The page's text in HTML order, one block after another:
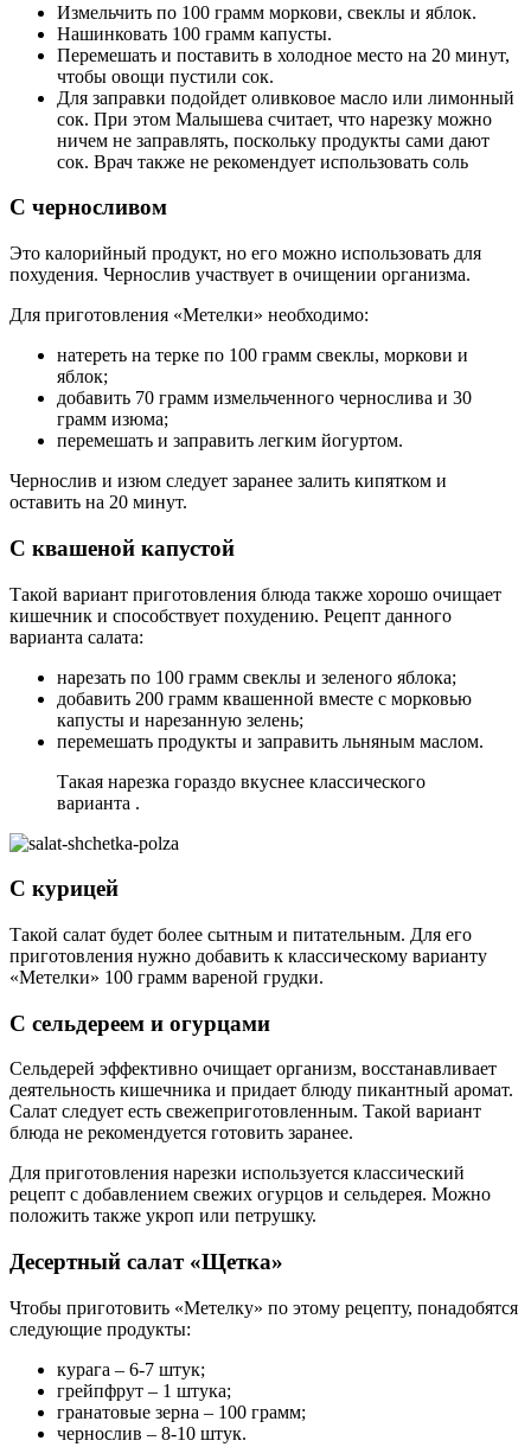
Измельчить по 100 грамм моркови, свеклы и яблок.
Нашинковать 100 грамм капусты.
Перемешать и поставить в холодное место на 20 минут,
чтобы овощи пустили сок.
Для заправки подойдет оливковое масло или лимонный
сок. При этом Малышева считает, что нарезку можно
ничем не заправлять, поскольку продукты сами дают
сок. Врач также не рекомендует использовать соль
С черносливом
Это калорийный продукт, но его можно использовать для
похудения. Чернослив участвует в очищении организма.
Для приготовления «Метелки» необходимо:
натереть на терке по 100 грамм свеклы, моркови и
яблок;
добавить 70 грамм измельченного чернослива и 30
грамм изюма;
перемешать и заправить легким йогуртом.
Чернослив и изюм следует заранее залить кипятком и
оставить на 20 минут.
С квашеной капустой
Такой вариант приготовления блюда также хорошо очищает
кишечник и способствует похудению. Рецепт данного
варианта салата:
нарезать по 100 грамм свеклы и зеленого яблока;
добавить 200 грамм квашенной вместе с морковью
капусты и нарезанную зелень;
перемешать продукты и заправить льняным маслом.
Такая нарезка гораздо вкуснее классического
варианта .
С курицей
Такой салат будет более сытным и питательным. Для его
приготовления нужно добавить к классическому варианту
«Метелки» 100 грамм вареной грудки.
С сельдереем и огурцами
Сельдерей эффективно очищает организм, восстанавливает
деятельность кишечника и придает блюду пикантный аромат.
Салат следует есть свежеприготовленным. Такой вариант
блюда не рекомендуется готовить заранее.
Для приготовления нарезки используется классический
рецепт с добавлением свежих огурцов и сельдерея. Можно
положить также укроп или петрушку.
Десертный салат «Щетка»
Чтобы приготовить «Метелку» по этому рецепту, понадобятся
следующие продукты:
курага – 6-7 штук;
грейпфрут – 1 штука;
гранатовые зерна – 100 грамм;
чернослив – 8-10 штук.